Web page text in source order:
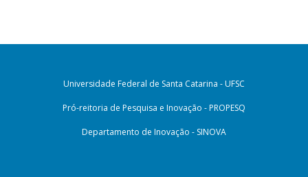
Universidade Federal de Santa Catarina - UFSC
Pró-reitoria de Pesquisa e Inovação - PROPESQ
Departamento de Inovação - SINOVA